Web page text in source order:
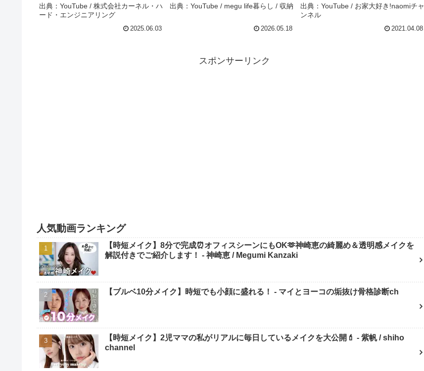
らしのアイデア#時短家事#料理苦
手#除菌#消臭#健康的な暮らし#ペ
ットとの暮らし#赤ちゃん – 株式会
出典：YouTube / 株式会社カーネル・ハ
ード・エンジニアリング
2025.06.03
らし / 収納
出典：YouTube / megu life暮らし / 収納
2026.05.18
好き!naomiチャンネル
出典：YouTube / お家大好き!naomiチャ
ンネル
2021.04.08
スポンサーリンク
人気動画ランキング
【時短メイク】8分で完成⏰オフィスシーンにもOK🫶神崎恵の綺麗め＆透明感メイクを
解説付きでご紹介します！ - 神崎恵 / Megumi Kanzaki
【ブルベ10分メイク】時短でも小顔に盛れる！ - マイとヨーコの垢抜け骨格診断ch
【時短メイク】2児ママの私がリアルに毎日しているメイクを大公開💄 - 紫帆 / shiho
channel